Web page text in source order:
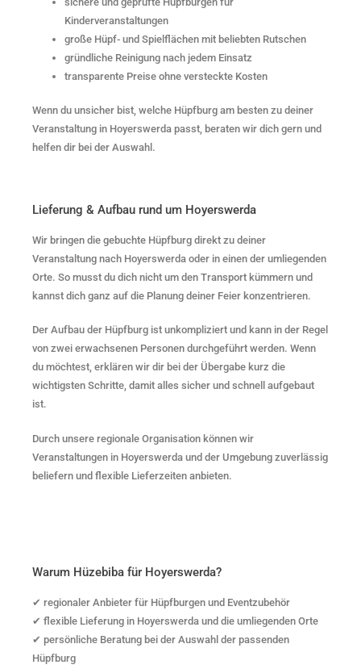
Kinderveranstaltungen
große Hüpf- und Spielflächen mit beliebten Rutschen
gründliche Reinigung nach jedem Einsatz
transparente Preise ohne versteckte Kosten
Wenn du unsicher bist, welche Hüpfburg am besten zu deiner
Veranstaltung in Hoyerswerda passt, beraten wir dich gern und
helfen dir bei der Auswahl.
Lieferung & Aufbau rund um Hoyerswerda
Wir bringen die gebuchte Hüpfburg direkt zu deiner
Veranstaltung nach Hoyerswerda oder in einen der umliegenden
Orte. So musst du dich nicht um den Transport kümmern und
kannst dich ganz auf die Planung deiner Feier konzentrieren.
Der Aufbau der Hüpfburg ist unkompliziert und kann in der Regel
von zwei erwachsenen Personen durchgeführt werden. Wenn
du möchtest, erklären wir dir bei der Übergabe kurz die
wichtigsten Schritte, damit alles sicher und schnell aufgebaut
ist.
Durch unsere regionale Organisation können wir
Veranstaltungen in Hoyerswerda und der Umgebung zuverlässig
beliefern und flexible Lieferzeiten anbieten.
Warum Hüzebiba für Hoyerswerda?
✔ regionaler Anbieter für Hüpfburgen und Eventzubehör
✔ flexible Lieferung in Hoyerswerda und die umliegenden Orte
✔ persönliche Beratung bei der Auswahl der passenden
Hüpfburg